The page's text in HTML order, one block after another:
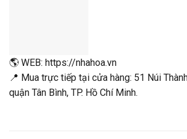
🌎 WEB: https://nhahoa.vn
📍 Mua trực tiếp tại cửa hàng: 51 Núi
quận Tân Bình, TP. Hồ Chí Minh.